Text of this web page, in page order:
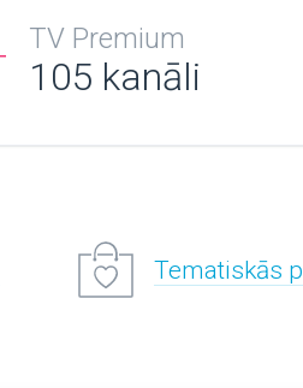
TV Premium
105 kanāli
Tematiskās